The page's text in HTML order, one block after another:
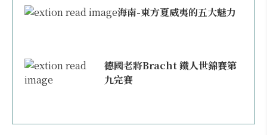
海南-東方夏威夷的五大魅力
德國老將Bracht 鐵人世錦賽第
九完賽